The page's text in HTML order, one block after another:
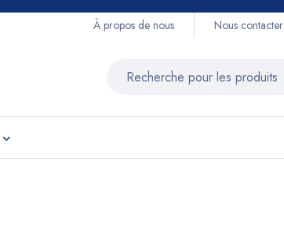
À propos de nous Nous contacter